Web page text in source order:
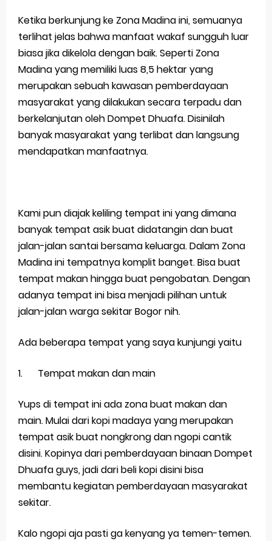
Ketika berkunjung ke Zona Madina ini, semuanya
terlihat jelas bahwa manfaat wakaf sungguh luar
biasa jika dikelola dengan baik. Seperti Zona
Madina yang memiliki luas 8,5 hektar yang
merupakan sebuah kawasan pemberdayaan
masyarakat yang dilakukan secara terpadu dan
berkelanjutan oleh Dompet Dhuafa. Disinilah
banyak masyarakat yang terlibat dan langsung
mendapatkan manfaatnya.
Kami pun diajak keliling tempat ini yang dimana
banyak tempat asik buat didatangin dan buat
jalan-jalan santai bersama keluarga. Dalam Zona
Madina ini tempatnya komplit banget. Bisa buat
tempat makan hingga buat pengobatan. Dengan
adanya tempat ini bisa menjadi pilihan untuk
jalan-jalan warga sekitar Bogor nih.
Ada beberapa tempat yang saya kunjungi yaitu
1. Tempat makan dan main
Yups di tempat ini ada zona buat makan dan
main. Mulai dari kopi madaya yang merupakan
tempat asik buat nongkrong dan ngopi cantik
disini. Kopinya dari pemberdayaan binaan Dompet
Dhuafa guys, jadi dari beli kopi disini bisa
membantu kegiatan pemberdayaan masyarakat
sekitar.
Kalo ngopi aja pasti ga kenyang ya temen-temen.